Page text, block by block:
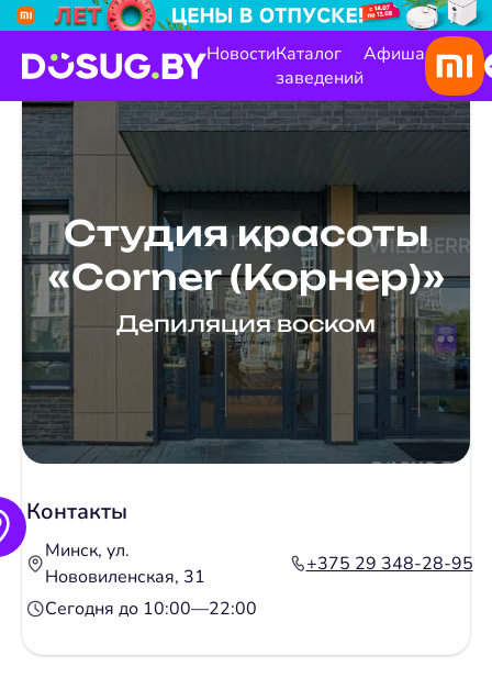
НовостиКаталог
заведений
Афиша
Студия красоты
«Corner (Корнер)»
Депиляция воском
Контакты
Минск, ул.
Нововиленская, 31
+375 29 348-28-95
Сегодня до 10:00—22:00